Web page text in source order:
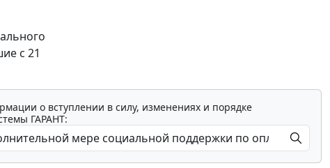
с 21
о вступлении в силу, изменениях и порядке
ГАРАНТ: